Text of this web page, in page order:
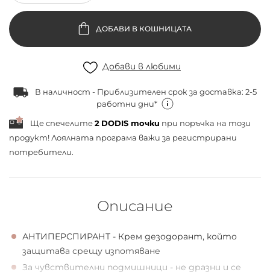
ДОБАВИ В КОШНИЦАТА
Добави в любими
В наличност - Приблизителен срок за доставка: 2-5
работни дни*
Ще спечелите2 DODIS точки при поръчка на този
продукт! Лоялната програма важи за регистрирани
потребители.
Описание
АНТИПЕРСПИРАНТ - Крем дезодорант, който
защитава срещу изпотяване
За чувствителни подмишници - не дразни и се